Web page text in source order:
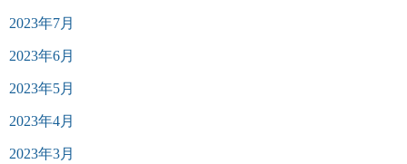
2023年7月
2023年6月
2023年5月
2023年4月
2023年3月